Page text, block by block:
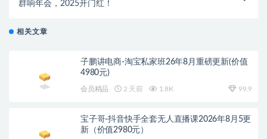
群响年会，2025开门红！
相关文章
子鹏讲电商-淘宝私家班26年8月重磅更新(价值
4980元)
会员精品 2 天前 1.8K 99.9
宝子哥-抖音快手全套无人直播课2026年8月5更
新（价值2980元）